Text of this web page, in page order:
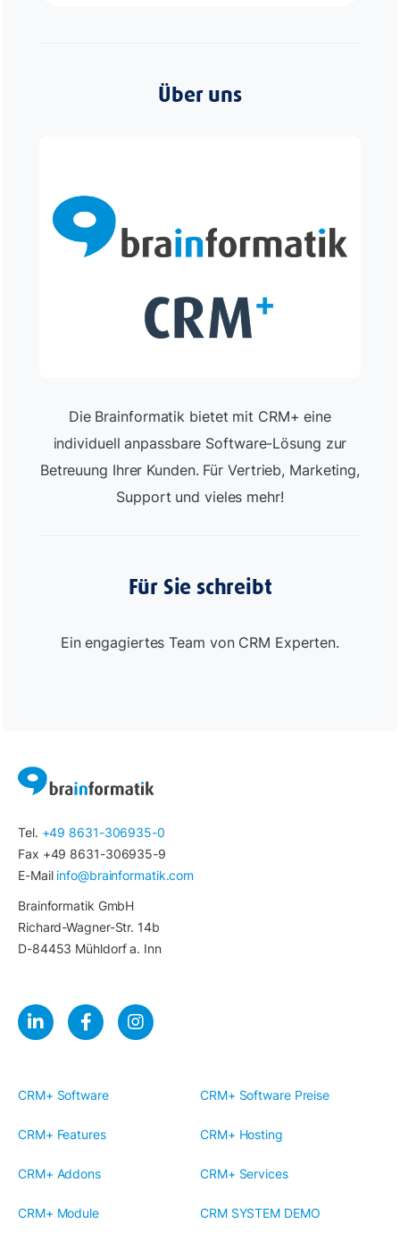
Über uns
Die Brainformatik bietet mit CRM+ eine
individuell anpassbare Software-Lösung zur
Betreuung Ihrer Kunden. Für Vertrieb, Marketing,
Support und vieles mehr!
Für Sie schreibt
Ein engagiertes Team von CRM Experten.
Tel. +49 8631-306935-0
Fax +49 8631-306935-9
E-Mail info@brainformatik.com
Brainformatik GmbH
Richard-Wagner-Str. 14b
D-84453 Mühldorf a. Inn
CRM+ Software CRM+ Software Preise
CRM+ Features CRM+ Hosting
CRM+ Addons CRM+ Services
CRM+ Module CRM SYSTEM DEMO